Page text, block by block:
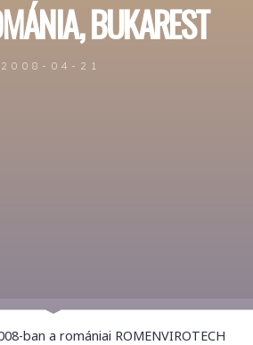
BUKAREST
2008-04-21
ban a romániai ROMENVIROTECH